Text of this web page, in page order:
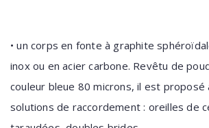
• un corps en fonte à graphite
inox ou en acier carbone. Revêtu de
couleur bleue 80 microns, il est proposé
solutions de raccordement : oreilles de